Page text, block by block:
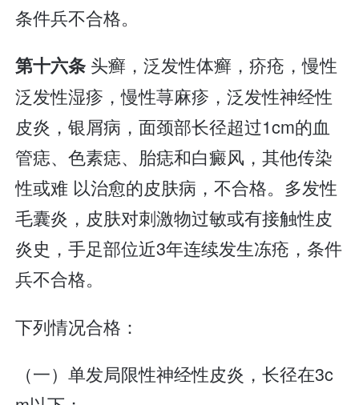
条件兵不合格。
第十六条 头癣，泛发性体癣，疥疮，慢性
泛发性湿疹，慢性荨麻疹，泛发性神经性
皮炎，银屑病，面颈部长径超过1cm的血
管痣、色素痣、胎痣和白癜风，其他传染
性或难 以治愈的皮肤病，不合格。多发性
毛囊炎，皮肤对刺激物过敏或有接触性皮
炎史，手足部位近3年连续发生冻疮，条件
兵不合格。
下列情况合格：
（一）单发局限性神经性皮炎，长径在3c